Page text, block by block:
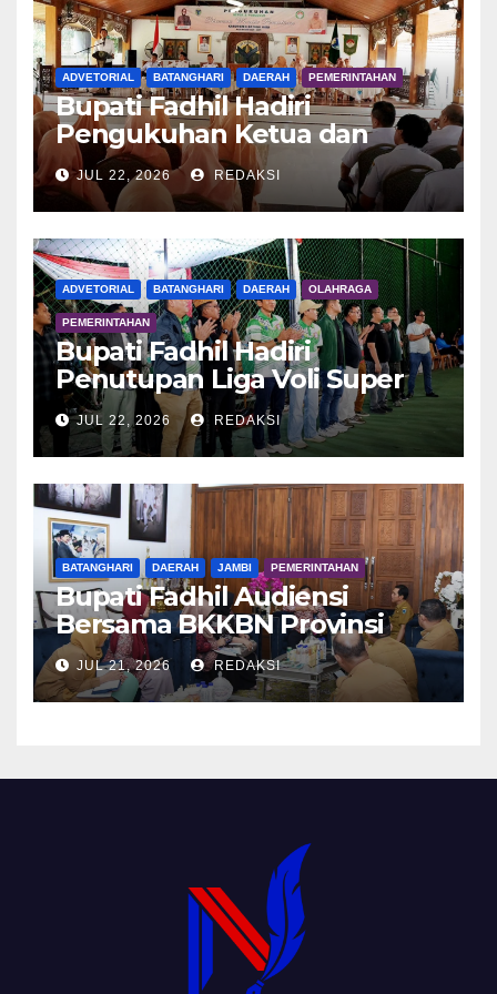
ADVETORIAL BATANGHARI DAERAH PEMERINTAHAN
Bupati Fadhil Hadiri
Pengukuhan Ketua dan
Pengurus DWP Batang Hari
2026
JUL 22, 2026 REDAKSI
ADVETORIAL BATANGHARI DAERAH OLAHRAGA
PEMERINTAHAN
Bupati Fadhil Hadiri
Penutupan Liga Voli Super
Tangguh 2026
JUL 22, 2026 REDAKSI
BATANGHARI DAERAH JAMBI PEMERINTAHAN
Bupati Fadhil Audiensi
Bersama BKKBN Provinsi
Jambi
JUL 21, 2026 REDAKSI